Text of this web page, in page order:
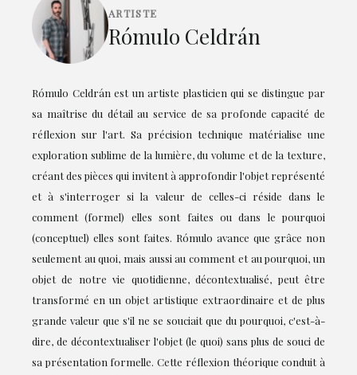
ARTISTE
Rómulo Celdrán
Rómulo Celdrán est un artiste plasticien qui se distingue par
sa maîtrise du détail au service de sa profonde capacité de
réflexion sur l'art. Sa précision technique matérialise une
exploration sublime de la lumière, du volume et de la texture,
créant des pièces qui invitent à approfondir l'objet représenté
et à s'interroger si la valeur de celles-ci réside dans le
comment (formel) elles sont faites ou dans le pourquoi
(conceptuel) elles sont faites. Rómulo avance que grâce non
seulement au quoi, mais aussi au comment et au pourquoi, un
objet de notre vie quotidienne, décontextualisé, peut être
transformé en un objet artistique extraordinaire et de plus
grande valeur que s'il ne se souciait que du pourquoi, c'est-à-
dire, de décontextualiser l'objet (le quoi) sans plus de souci de
sa présentation formelle. Cette réflexion théorique conduit à